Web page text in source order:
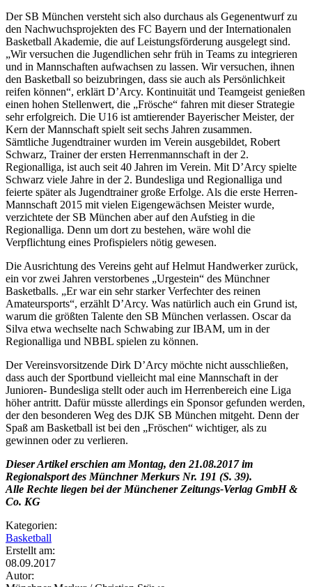
Der SB München versteht sich also durchaus als Gegenentwurf zu
den Nachwuchsprojekten des FC Bayern und der Internationalen
Basketball Akademie, die auf Leistungsförderung ausgelegt sind.
„Wir versuchen die Jugendlichen sehr früh in Teams zu integrieren
und in Mannschaften aufwachsen zu lassen. Wir versuchen, ihnen
den Basketball so beizubringen, dass sie auch als Persönlichkeit
reifen können“, erklärt D’Arcy. Kontinuität und Teamgeist genießen
einen hohen Stellenwert, die „Frösche“ fahren mit dieser Strategie
sehr erfolgreich. Die U16 ist amtierender Bayerischer Meister, der
Kern der Mannschaft spielt seit sechs Jahren zusammen.
Sämtliche Jugendtrainer wurden im Verein ausgebildet, Robert
Schwarz, Trainer der ersten Herrenmannschaft in der 2.
Regionalliga, ist auch seit 40 Jahren im Verein. Mit D’Arcy spielte
Schwarz viele Jahre in der 2. Bundesliga und Regionalliga und
feierte später als Jugendtrainer große Erfolge. Als die erste Herren-
Mannschaft 2015 mit vielen Eigengewächsen Meister wurde,
verzichtete der SB München aber auf den Aufstieg in die
Regionalliga. Denn um dort zu bestehen, wäre wohl die
Verpflichtung eines Profispielers nötig gewesen.
Die Ausrichtung des Vereins geht auf Helmut Handwerker zurück,
ein vor zwei Jahren verstorbenes „Urgestein“ des Münchner
Basketballs. „Er war ein sehr starker Verfechter des reinen
Amateursports“, erzählt D’Arcy. Was natürlich auch ein Grund ist,
warum die größten Talente den SB München verlassen. Oscar da
Silva etwa wechselte nach Schwabing zur IBAM, um in der
Regionalliga und NBBL spielen zu können.
Der Vereinsvorsitzende Dirk D’Arcy möchte nicht ausschließen,
dass auch der Sportbund vielleicht mal eine Mannschaft in der
Junioren- Bundesliga stellt oder auch im Herrenbereich eine Liga
höher antritt. Dafür müsste allerdings ein Sponsor gefunden werden,
der den besonderen Weg des DJK SB München mitgeht. Denn der
Spaß am Basketball ist bei den „Fröschen“ wichtiger, als zu
gewinnen oder zu verlieren.
Dieser Artikel erschien am Montag, den 21.08.2017 im
Regionalsport des Münchner Merkurs Nr. 191 (S. 39).
Alle Rechte liegen bei der Münchener Zeitungs-Verlag GmbH &
Co. KG
Kategorien:
Basketball
Erstellt am:
08.09.2017
Autor: